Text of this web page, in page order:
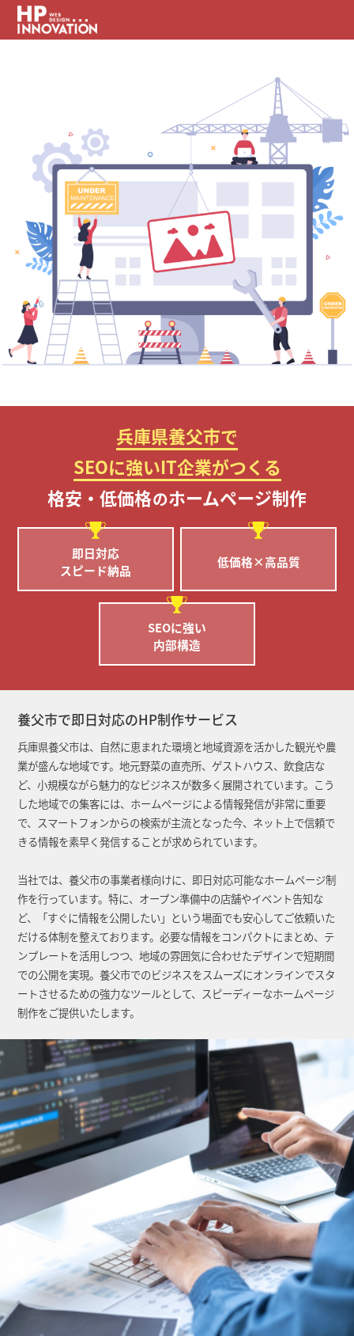
兵庫県養父市で
SEOに強いIT企業がつくる
格安・低価格のホームページ制作
即日対応
スピード納品
低価格×高品質
SEOに強い
内部構造
養父市で即日対応のHP制作サービス
兵庫県養父市は、自然に恵まれた環境と地域資源を活かした観光や農
業が盛んな地域です。地元野菜の直売所、ゲストハウス、飲食店な
ど、小規模ながら魅力的なビジネスが数多く展開されています。こう
した地域での集客には、ホームページによる情報発信が非常に重要
で、スマートフォンからの検索が主流となった今、ネット上で信頼で
きる情報を素早く発信することが求められています。
当社では、養父市の事業者様向けに、即日対応可能なホームページ制
作を行っています。特に、オープン準備中の店舗やイベント告知な
ど、「すぐに情報を公開したい」という場面でも安心してご依頼いた
だける体制を整えております。必要な情報をコンパクトにまとめ、テ
ンプレートを活用しつつ、地域の雰囲気に合わせたデザインで短期間
での公開を実現。養父市でのビジネスをスムーズにオンラインでスタ
ートさせるための強力なツールとして、スピーディーなホームページ
制作をご提供いたします。